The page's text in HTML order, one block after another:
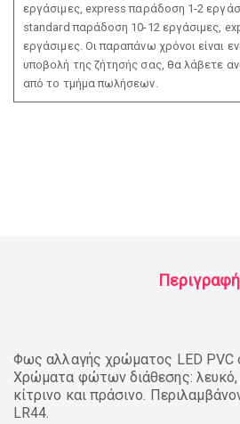
εργάσιμες, express παράδοση 1-2
standard παράδοση 10-12 εργάσιμες,
εργάσιμες. Οι παραπάνω χρόνοι είναι
υποβολή της ζήτησής σας, θα λάβετε
από το τμήμα πωλήσεων.
Περιγραφή
Φως αλλαγής χρώματος LED PVC
Χρώματα φώτων διάθεσης: λευκό,
κίτρινο και πράσινο.
LR44.